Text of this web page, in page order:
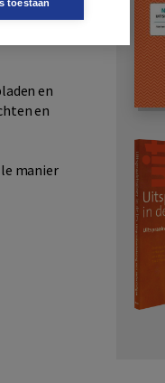
en
en
manier
toestaan